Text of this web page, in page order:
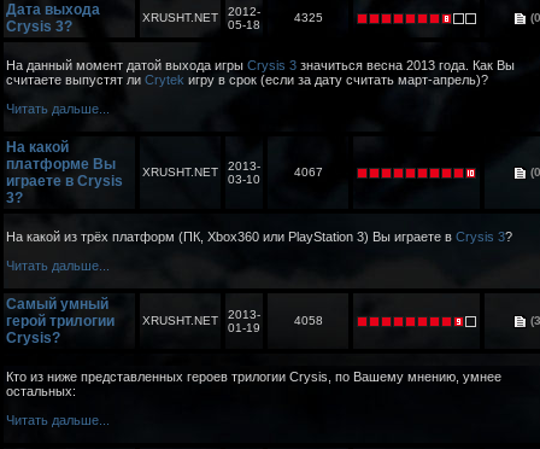
Дата выхода
Crysis 3?
XRUSHT.NET
2012-
05-18
4325
На данный момент датой выхода игры Crysis 3 значиться весна 2013 года. Как Вы
считаете выпустят ли Crytek игру в срок (если за дату считать март-апрель)?
Читать дальше...
На какой
платформе Вы
играете в Crysis
3?
XRUSHT.NET
2013-
03-10
4067
На какой из трёх платформ (ПК, Xbox360 или PlayStation 3) Вы играете в Crysis 3?
Читать дальше...
Самый умный
герой трилогии
Crysis?
XRUSHT.NET
2013-
01-19
4058
Кто из ниже представленных героев трилогии Crysis, по Вашему мнению, умнее
остальных:
Читать дальше...